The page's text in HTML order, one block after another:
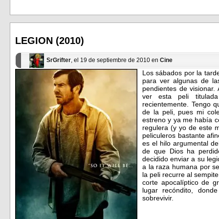
en
(Se
en
una
nueva)
en
(Se
en
una
ventana
nueva)
LEGION (2010)
SrGrifter, el 19 de septiembre de 2010 en Cine
Los sábados por la
para ver algunas de
pendientes de
ver esta peli
recientemente. Tengo
de la peli, pues mi
estreno y ya me había
regulera (y yo de este
peliculeros bastante
es el hilo argumental
de que Dios ha
decidido enviar a su
a la raza humana por
la peli recurre al
corte apocalíptico de
lugar recóndito,
sobrevivir.